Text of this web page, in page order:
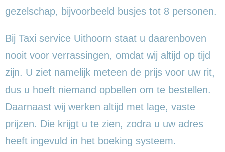
gezelschap, bijvoorbeeld busjes tot 8 personen.
Bij Taxi service Uithoorn staat u daarenboven
nooit voor verrassingen, omdat wij altijd op tijd
zijn. U ziet namelijk meteen de prijs voor uw rit,
dus u hoeft niemand opbellen om te bestellen.
Daarnaast wij werken altijd met lage, vaste
prijzen. Die krijgt u te zien, zodra u uw adres
heeft ingevuld in het boeking systeem.